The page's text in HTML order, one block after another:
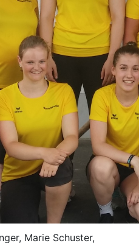
Marie Schuster,